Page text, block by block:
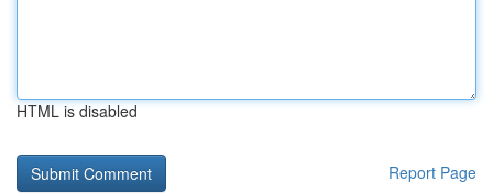
HTML is disabled
Report Page